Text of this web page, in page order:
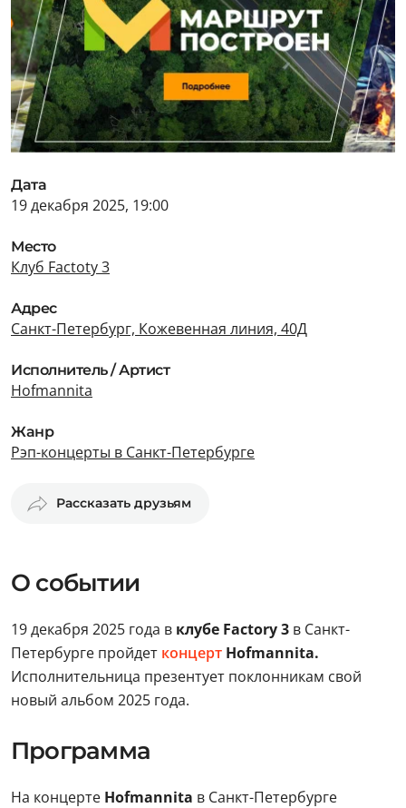
Дата
19 декабря 2025, 19:00
Место
Клуб Factoty 3
Адрес
Санкт-Петербург, Кожевенная линия, 40Д
Исполнитель / Артист
Hofmannita
Жанр
Рэп-концерты в Санкт-Петербурге
Рассказать друзьям
О событии
19 декабря 2025 года в клубе Factory 3 в Санкт-
Петербурге пройдет концерт Hofmannita.
Исполнительница презентует поклонникам свой
новый альбом 2025 года.
Программа
На концерте Hofmannita в Санкт-Петербурге